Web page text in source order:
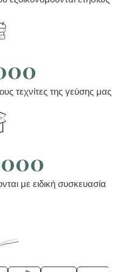
τεχνίτες της γεύσης μας
με ειδική συσκευασία